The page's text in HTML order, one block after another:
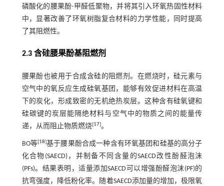
磷酸化的腰果酚-甲醛低聚物，并将其引入环氧热固性材料
中，显著改善了环氧树脂复合材料的力学性能，同时提高
了其阻燃性。
2.3 含硅腰果酚基阻燃剂
腰果酚也被用于合成含硅的阻燃剂。在燃烧时，硅元素与
空气中的氧反应生成硅氧基团，能够有效促进材料在高温
下的炭化，形成致密的无机绝热炭层。这种含有硅氧键和
硅碳键的炭层能隔绝材料与空气中的物质之间的能量传
递，从而阻止物质燃烧[17]。
BO等[18]基于腰果酚合成一种含有环氧基团和硅基的高分子
化合物(SAECD)，并制备不同含量的SAECD改性酚醛泡沫
(PFs)。结果表明，适量添加SAECD可以增强酚醛泡沫(PF)的
抗弯强度，降低粉化率。随着SAECD添加量的增加，极限氧